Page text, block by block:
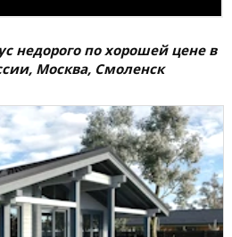
недорого по хорошей цене в
Москва, Смоленск